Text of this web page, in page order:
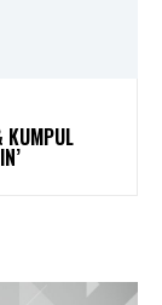
KUMPUL